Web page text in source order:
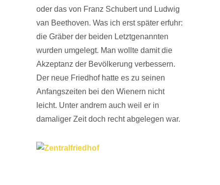
oder das von Franz Schubert und Ludwig
van Beethoven. Was ich erst später erfuhr:
die Gräber der beiden Letztgenannten
wurden umgelegt. Man wollte damit die
Akzeptanz der Bevölkerung verbessern.
Der neue Friedhof hatte es zu seinen
Anfangszeiten bei den Wienern nicht
leicht. Unter andrem auch weil er in
damaliger Zeit doch recht abgelegen war.